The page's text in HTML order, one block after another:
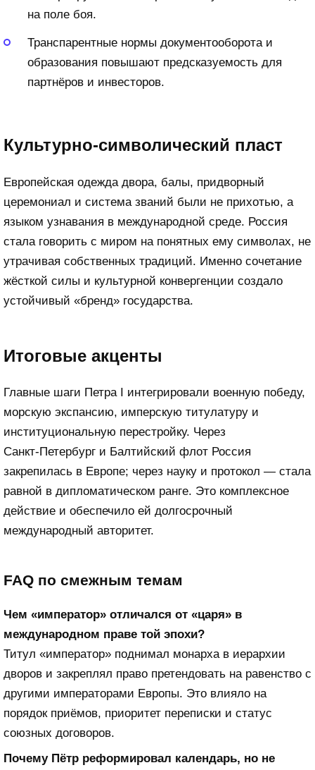
на поле боя.
Транспарентные нормы документооборота и
образования повышают предсказуемость для
партнёров и инвесторов.
Культурно-символический пласт
Европейская одежда двора, балы, придворный
церемониал и система званий были не прихотью, а
языком узнавания в международной среде. Россия
стала говорить с миром на понятных ему символах, не
утрачивая собственных традиций. Именно сочетание
жёсткой силы и культурной конвергенции создало
устойчивый «бренд» государства.
Итоговые акценты
Главные шаги Петра I интегрировали военную победу,
морскую экспансию, имперскую титулатуру и
институциональную перестройку. Через
Санкт‑Петербург и Балтийский флот Россия
закрепилась в Европе; через науку и протокол — стала
равной в дипломатическом ранге. Это комплексное
действие и обеспечило ей долгосрочный
международный авторитет.
FAQ по смежным темам
Чем «император» отличался от «царя» в
международном праве той эпохи?
Титул «император» поднимал монарха в иерархии
дворов и закреплял право претендовать на равенство с
другими императорами Европы. Это влияло на
порядок приёмов, приоритет переписки и статус
союзных договоров.
Почему Пётр реформировал календарь, но не